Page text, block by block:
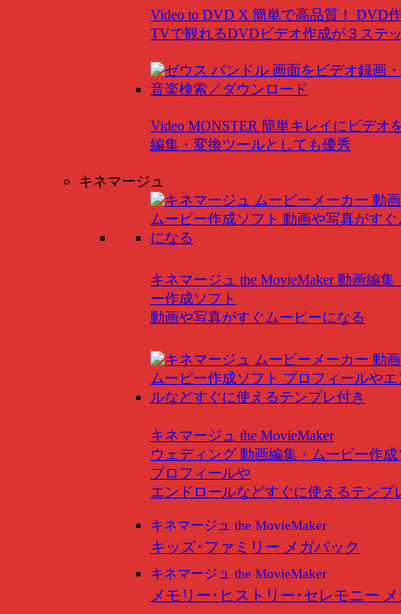
Video to DVD X 簡単で高品質！ DVD
TVで観れるDVDビデオ作成が３ステ
Video MONSTER 簡単キレイにビデオ
編集・変換ツールとしても優秀
キネマージュ
キネマージュ the MovieMaker 動画編集
ー作成ソフト
動画や写真がすぐムービーになる
キネマージュ the MovieMaker
ウェディング 動画編集・ムービー作成
プロフィールや
エンドロールなどすぐに使えるテンプ
キネマージュ the MovieMaker
キッズ･ファミリー メガパック
キネマージュ the MovieMaker
メモリー･ヒストリー･セレモニー